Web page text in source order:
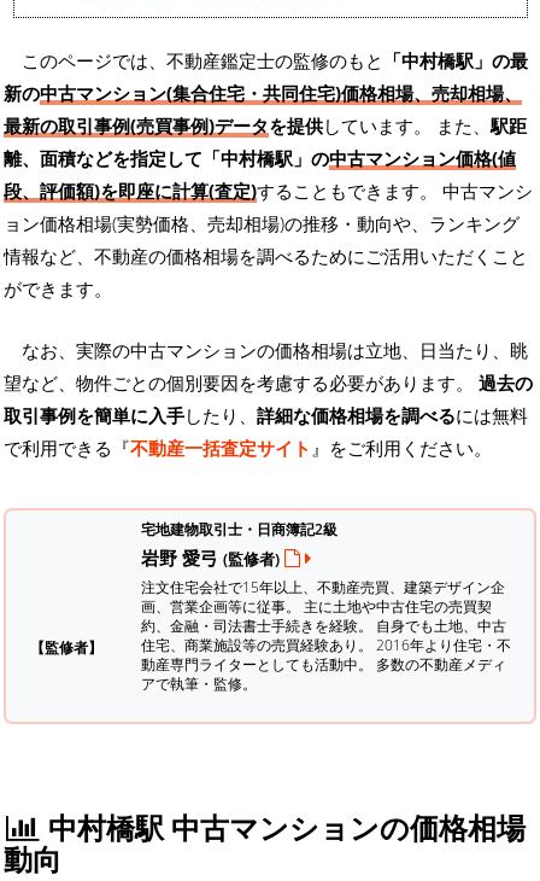
このページでは、不動産鑑定士の監修のもと 「中村橋駅」の最
新の中古マンション(集合住宅・共同住宅)価格相場、売却相場、
最新の取引事例(売買事例)データを提供しています。 また、駅距
離、面積などを指定して「中村橋駅」の中古マンション価格(値
段、評価額)を即座に計算(査定)することもできます。 中古マンシ
ョン価格相場(実勢価格、売却相場)の推移・動向や、ランキング
情報など、不動産の価格相場を調べるためにご活用いただくこと
ができます。
なお、実際の中古マンションの価格相場は立地、日当たり、眺
望など、物件ごとの個別要因を考慮する必要があります。 過去の
取引事例を簡単に入手したり、 詳細な価格相場を調べるには無料
で利用できる『不動産一括査定サイト 』をご利用ください。
【監修者】
宅地建物取引士・日商簿記2級
岩野 愛弓 (監修者)
注文住宅会社で15年以上、不動産売買、建築デザイン企
画、営業企画等に従事。 主に土地や中古住宅の売買契
約、金融・司法書士手続きを経験。 自身でも土地、中古
住宅、商業施設等の売買経験あり。 2016年より住宅・不
動産専門ライターとしても活動中。 多数の不動産メディ
アで執筆・監修。
中村橋駅 中古マンションの価格相場
動向